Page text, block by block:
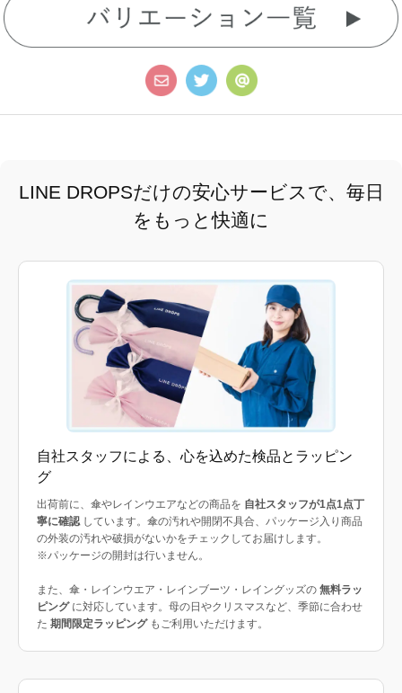
LINE DROPSだけの安心サービスで、毎日
をもっと快適に
自社スタッフによる、心を込めた検品とラッピン
グ
出荷前に、傘やレインウエアなどの商品を 自社スタッフが1点1点丁
寧に確認 しています。傘の汚れや開閉不具合、パッケージ入り商品
の外装の汚れや破損がないかをチェックしてお届けします。
※パッケージの開封は行いません。
また、傘・レインウエア・レインブーツ・レイングッズの 無料ラッ
ピングに対応しています。母の日やクリスマスなど、季節に合わせ
た 期間限定ラッピングもご利用いただけます。